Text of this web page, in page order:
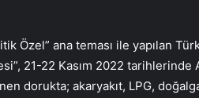
Özel” ana teması ile yapılan
21-22 Kasım 2022 tarihlerinde
dorukta; akaryakıt, LPG,